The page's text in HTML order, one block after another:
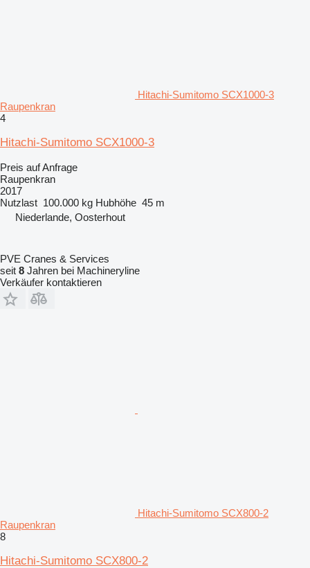
Hitachi-Sumitomo SCX1000-3
Raupenkran
4
Hitachi-Sumitomo SCX1000-3
Preis auf Anfrage
Raupenkran
2017
Nutzlast 100.000 kg Hubhöhe 45 m
Niederlande, Oosterhout
PVE Cranes & Services
seit 8 Jahren bei Machineryline
Verkäufer kontaktieren
Hitachi-Sumitomo SCX800-2
Raupenkran
8
Hitachi-Sumitomo SCX800-2